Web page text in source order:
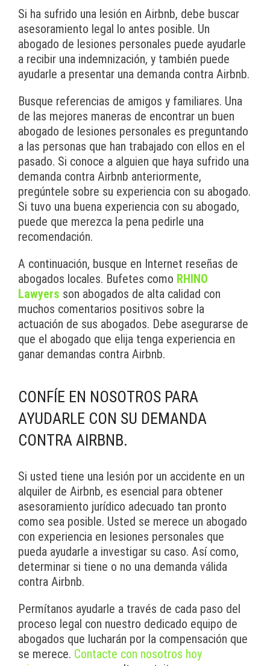
Si ha sufrido una lesión en Airbnb, debe buscar
asesoramiento legal lo antes posible. Un
abogado de lesiones personales puede ayudarle
a recibir una indemnización, y también puede
ayudarle a presentar una demanda contra Airbnb.
Busque referencias de amigos y familiares. Una
de las mejores maneras de encontrar un buen
abogado de lesiones personales es preguntando
a las personas que han trabajado con ellos en el
pasado. Si conoce a alguien que haya sufrido una
demanda contra Airbnb anteriormente,
pregúntele sobre su experiencia con su abogado.
Si tuvo una buena experiencia con su abogado,
puede que merezca la pena pedirle una
recomendación.
A continuación, busque en Internet reseñas de
abogados locales. Bufetes como RHINO
Lawyers son abogados de alta calidad con
muchos comentarios positivos sobre la
actuación de sus abogados. Debe asegurarse de
que el abogado que elija tenga experiencia en
ganar demandas contra Airbnb.
CONFÍE EN NOSOTROS PARA
AYUDARLE CON SU DEMANDA
CONTRA AIRBNB.
Si usted tiene una lesión por un accidente en un
alquiler de Airbnb, es esencial para obtener
asesoramiento jurídico adecuado tan pronto
como sea posible. Usted se merece un abogado
con experiencia en lesiones personales que
pueda ayudarle a investigar su caso. Así como,
determinar si tiene o no una demanda válida
contra Airbnb.
Permítanos ayudarle a través de cada paso del
proceso legal con nuestro dedicado equipo de
abogados que lucharán por la compensación que
se merece. Contacte con nosotros hoy